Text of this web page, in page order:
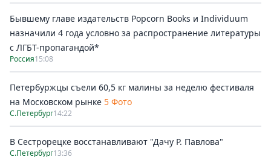
Бывшему главе издательств Popcorn Books и Individuum
назначили 4 года условно за распространение литературы
с ЛГБТ-пропагандой*
Россия15:08
Петербуржцы съели 60,5 кг малины за неделю фестиваля
на Московском рынке 5 Фото
С.Петербург14:22
В Сестрорецке восстанавливают "Дачу Р. Павлова"
С.Петербург13:36